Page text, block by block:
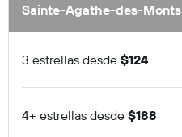
Sainte-Agathe-des-Monts
3 estrellas desde $124
4+ estrellas desde $188